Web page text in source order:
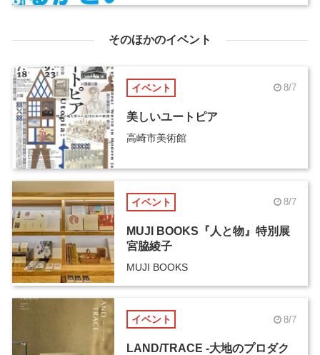
そのほかのイベント
イベント 8/7
美しいユートピア
高崎市美術館
イベント 8/7
MUJI BOOKS『人と物』特別展
宮脇綾子
MUJI BOOKS
イベント 8/7
LAND/TRACE -大地のプロダク